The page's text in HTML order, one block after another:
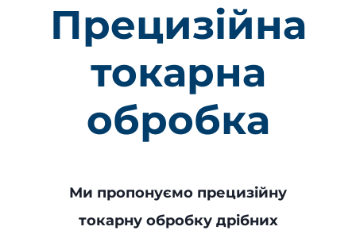
Прецизійна
токарна
обробка
Ми пропонуємо прецизійну
токарну обробку дрібних